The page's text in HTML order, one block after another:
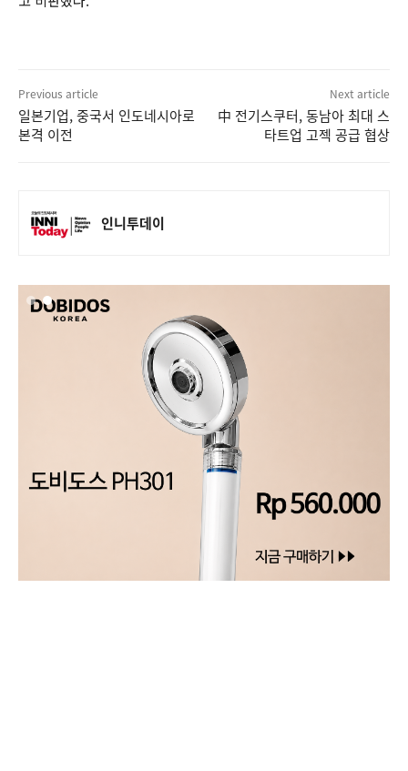
Previous article
일본기업, 중국서 인도네시아로
본격 이전
Next article
中 전기스쿠터, 동남아 최대 스
타트업 고젝 공급 협상
인니투데이